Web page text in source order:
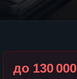
до 130